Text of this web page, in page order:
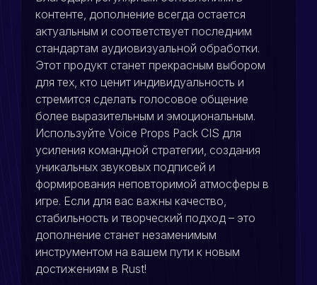
контенте, дополнение всегда остается
актуальным и соответствует последним
стандартам аудиовизуальной обработки.
Этот продукт станет прекрасным выбором
для тех, кто ценит индивидуальность и
стремится сделать голосовое общение
более выразительным и эмоциональным.
Используйте Voice Props Pack CIS для
усиления командной стратегии, создания
уникальных звуковых подписей и
формирования неповторимой атмосферы в
игре. Если для вас важны качество,
стабильность и творческий подход – это
дополнение станет незаменимым
инструментом на вашем пути к новым
достижениям в Rust!